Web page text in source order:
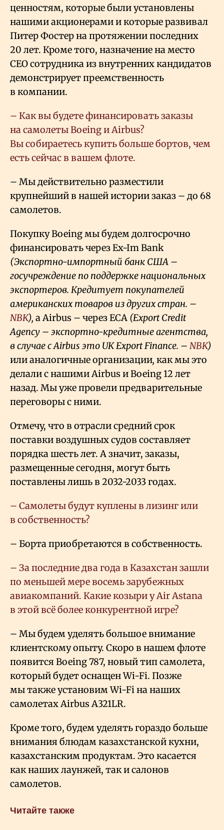
ценностям, которые были установлены
нашими акционерами и которые развивал
Питер Фостер на протяжении последних
20 лет. Кроме того, назначение на место
CEO сотрудника из внутренних кандидатов
демонстрирует преемственность
в компании.
– Как вы будете финансировать заказы
на самолеты Boeing и Airbus?
Вы собираетесь купить больше бортов, чем
есть сейчас в вашем флоте.
– Мы действительно разместили
крупнейший в нашей истории заказ – до 68
самолетов.
Покупку Boeing мы будем долгосрочно
финансировать через Ex-Im Bank
(Экспортно-импортный банк США –
госучреждение по поддержке национальных
экспортеров. Кредитует покупателей
американских товаров из других стран. –
NBK), а Airbus – через ECA (Export Credit
Agency – экспортно-кредитные агентства,
в случае сAirbus это UK Export Finance. – NBK)
или аналогичные организации, как мы это
делали с нашими Airbus и Boeing 12 лет
назад. Мы уже провели предварительные
переговоры с ними.
Отмечу, что в отрасли средний срок
поставки воздушных судов составляет
порядка шесть лет. А значит, заказы,
размещенные сегодня, могут быть
поставлены лишь в 2032-2033 годах.
– Самолеты будут куплены в лизинг или
в собственность?
– Борта приобретаются в собственность.
– За последние два года в Казахстан зашли
по меньшей мере восемь зарубежных
авиакомпаний. Какие козыри у Air Astana
в этой всё более конкурентной игре?
– Мы будем уделять большое внимание
клиентскому опыту. Скоро в нашем флоте
появится Boeing 787, новый тип самолета,
который будет оснащен Wi-Fi. Позже
мы также установим Wi-Fi на наших
самолетах Airbus А321LR.
Кроме того, будем уделять гораздо больше
внимания блюдам казахстанской кухни,
казахстанским продуктам. Это касается
как наших лаунжей, так и салонов
самолетов.
Читайте также